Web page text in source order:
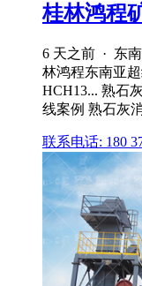
桂林鸿程
6 天之前 · 东
林鸿程东南亚
HCH13... 熟石
线案例 熟石灰
联系电话: 180